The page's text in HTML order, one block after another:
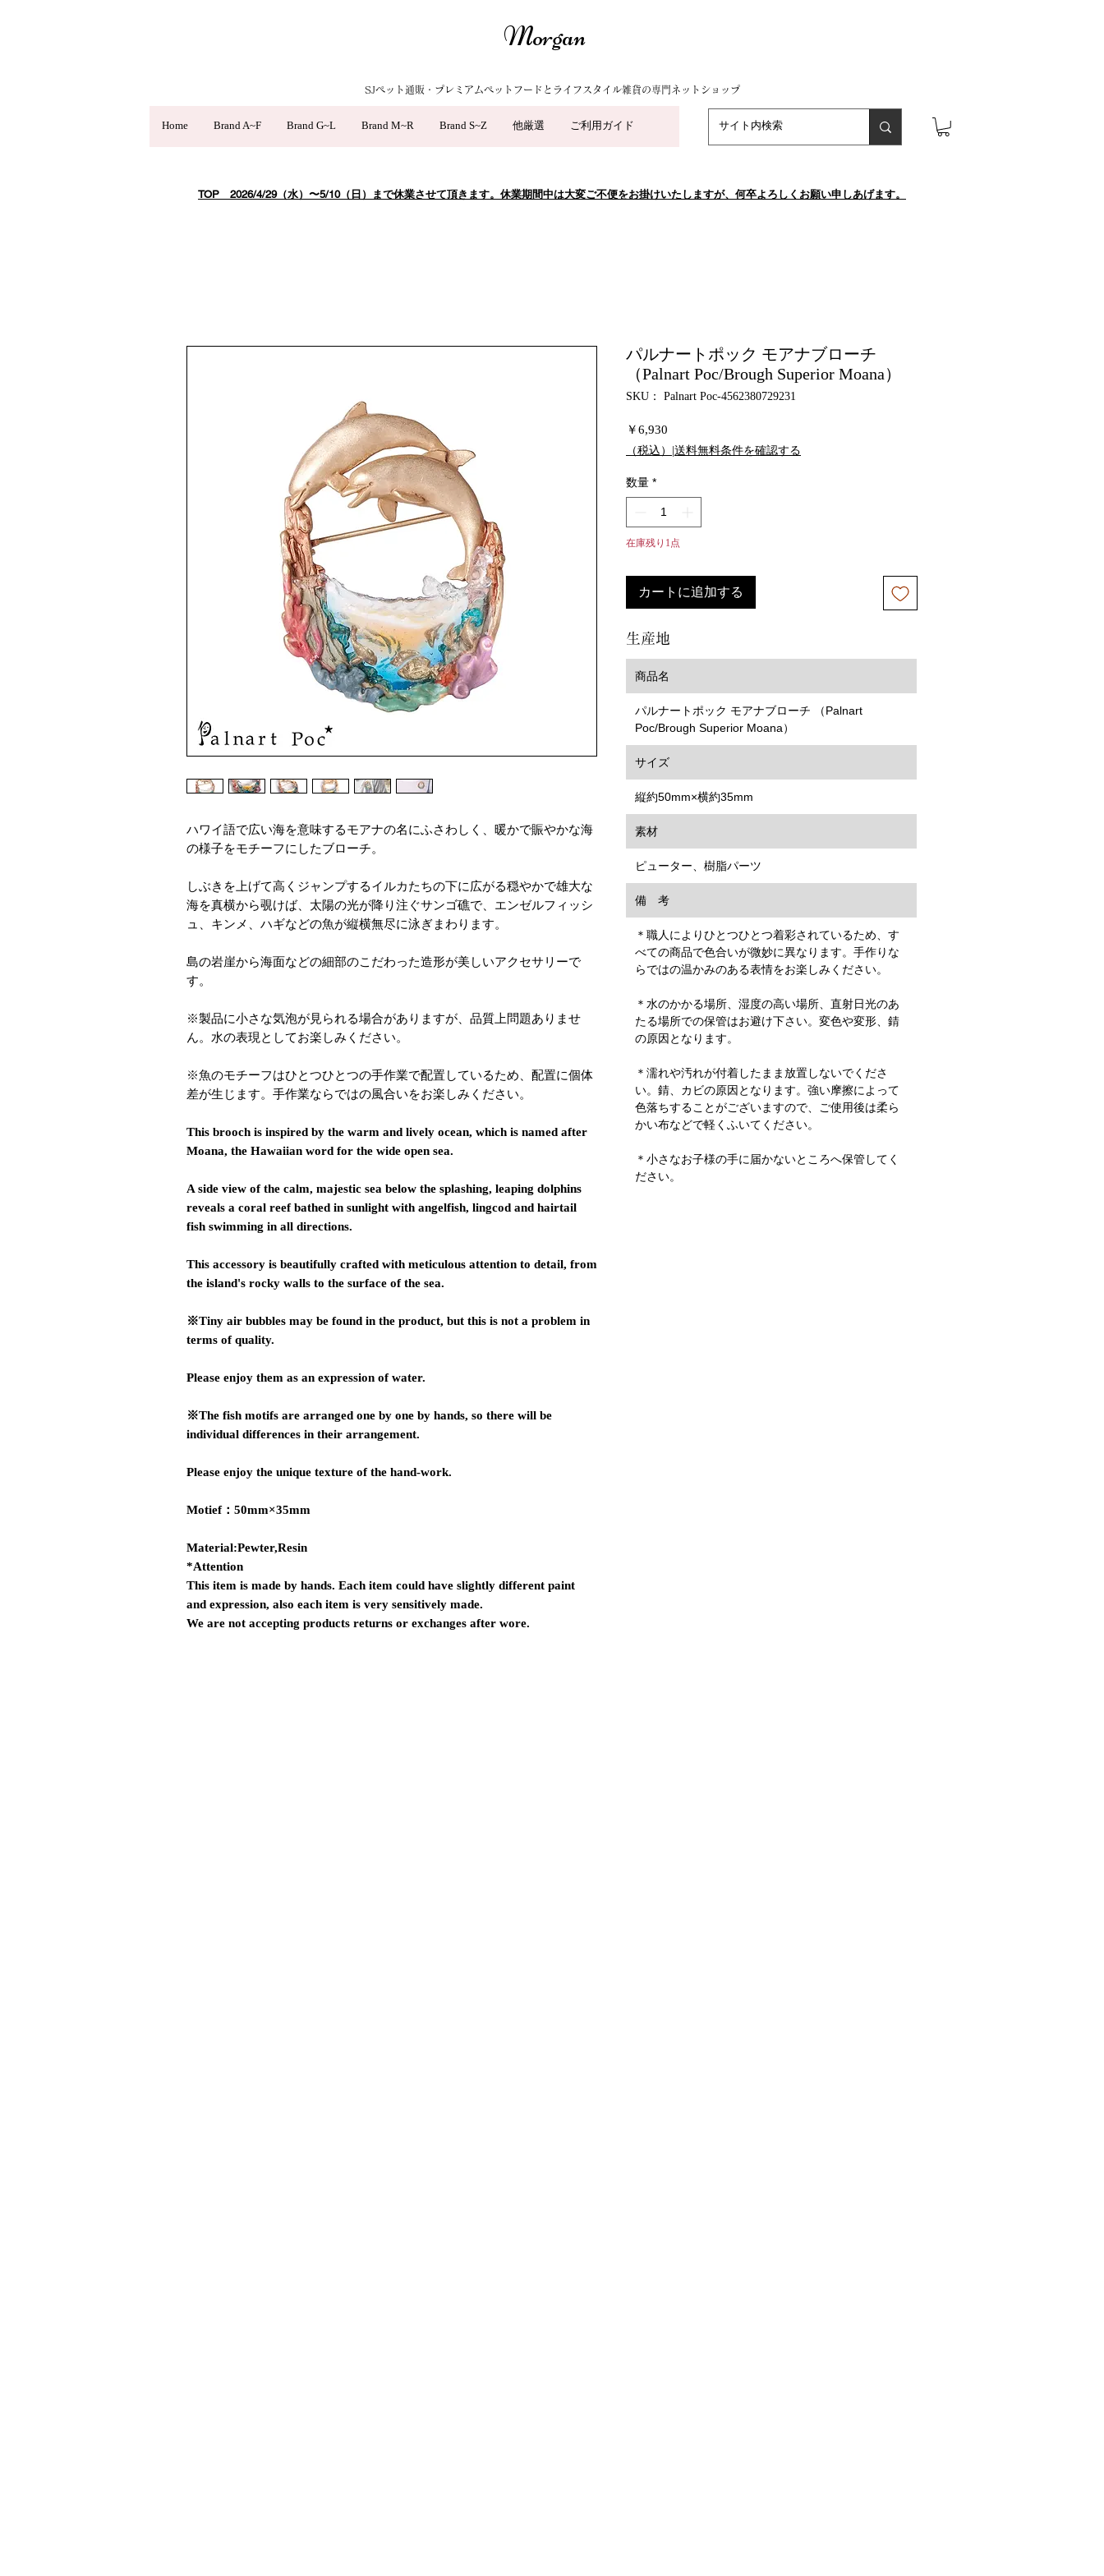
Morgan
SJペット通販・プレミアムペットフードとライフスタイル雑貨の専門ネットショップ
Home Brand A~F Brand G~L Brand M~R Brand S~Z 他厳選 ご利用ガイド
TOP ​ 2026/4/29（水）〜5/10（日）まで休業させて頂きます。休業期間中は大変ご不便をお掛けいたしますが、何卒よろしくお願い申しあげます。
ハワイ語で広い海を意味するモアナの名にふさわしく、暖かで賑やかな海
の様子をモチーフにしたブローチ。
しぶきを上げて高くジャンプするイルカたちの下に広がる穏やかで雄大な
海を真横から覗けば、太陽の光が降り注ぐサンゴ礁で、エンゼルフィッシ
ュ、キンメ、ハギなどの魚が縦横無尽に泳ぎまわります。
島の岩崖から海面などの細部のこだわった造形が美しいアクセサリーで
す。
※製品に小さな気泡が見られる場合がありますが、品質上問題ありませ
ん。水の表現としてお楽しみください。
※魚のモチーフはひとつひとつの手作業で配置しているため、配置に個体
差が生じます。手作業ならではの風合いをお楽しみください。
This brooch is inspired by the warm and lively ocean, which is named after
Moana, the Hawaiian word for the wide open sea.
A side view of the calm, majestic sea below the splashing, leaping dolphins
reveals a coral reef bathed in sunlight with angelfish, lingcod and hairtail
fish swimming in all directions.
This accessory is beautifully crafted with meticulous attention to detail, from
the island's rocky walls to the surface of the sea.
※Tiny air bubbles may be found in the product, but this is not a problem in
terms of quality.
Please enjoy them as an expression of water.
※The fish motifs are arranged one by one by hands, so there will be
individual differences in their arrangement.
Please enjoy the unique texture of the hand-work.
Motief：50mm×35mm
Material:Pewter,Resin
*Attention
This item is made by hands. Each item could have slightly different paint
and expression, also each item is very sensitively made.
We are not accepting products returns or exchanges after wore.
パルナートポック モアナブローチ
（Palnart Poc/Brough Superior Moana）
SKU： Palnart Poc-4562380729231
￥6,930
格
（税込）|送料無料条件を確認する
数量 *
在庫残り1点
カートに追加する
生産地
商品名
パルナートポック モアナブローチ （Palnart
Poc/Brough Superior Moana）
サイズ
縦約50mm×横約35mm
素材
ピューター、樹脂パーツ
備 考
＊職人によりひとつひとつ着彩されているため、す
べての商品で色合いが微妙に異なります。手作りな
らではの温かみのある表情をお楽しみください。
＊水のかかる場所、湿度の高い場所、直射日光のあ
たる場所での保管はお避け下さい。変色や変形、錆
の原因となります。
＊濡れや汚れが付着したまま放置しないでくださ
い。錆、カビの原因となります。強い摩擦によって
色落ちすることがございますので、ご使用後は柔ら
かい布などで軽くふいてください。
＊小さなお子様の手に届かないところへ保管してく
ださい。